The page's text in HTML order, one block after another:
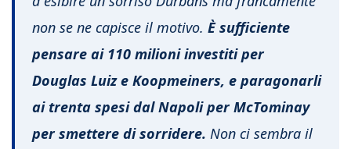
non se ne capisce il motivo. È suﬃciente
pensare ai 110 milioni investiti per
Douglas Luiz e Koopmeiners, e paragonarli
ai trenta spesi dal Napoli per McTominay
per smettere di sorridere. Non ci sembra il